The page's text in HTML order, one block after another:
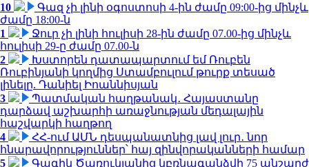
10
Գազ չի լինի օգոստոսի 4-ին ժամը 09:00-ից մինչև
ժամը 18:00-ն
1
Ջուր չի լինի հուլիսի 28-ին ժամը 07.00-ից մինչև
հուլիսի 29-ը ժամը 07.00-ն
2
Խստորեն դատապարտում եմ Ռուբեն
Ռուբինյանի կողմից Ստամբուլում թուրք տեսած
լինելը. Դանիել Իոաննիսյան
3
Պատմական հաղթանակ․ Հայաստանը
դարձավ աշխարհի առաջնության մեդալային
հաշվարկի հաղթող
4
ՀՀ-ում ԱՄՆ դեսպանատնից լավ լուր․ նոր
հնարավորություններ՝ հայ զինվորականների համար
5
Գագիկ Ծառուկյանից կբռնագանձվի 75 անշարժ